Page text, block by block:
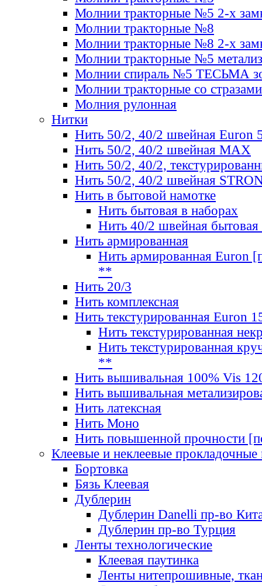
Молнии тракторные №5 2-х
Молнии тракторные №8
Молнии тракторные №8 2-х
Молнии тракторные №5
Молнии спираль №5 ТЕСЬМА
Молнии тракторные со стразами
Молния рулонная
Нитки
Нить 50/2, 40/2 швейная Euron
Нить 50/2, 40/2 швейная МАХ
Нить 50/2, 40/2,
Нить 50/2, 40/2 швейная
Нить в бытовой намотке
Нить бытовая в наборах
Нить 40/2 швейная бытовая
Нить армированная
Нить армированная Euron
**
Нить 20/3
Нить комплексная
Нить текстурированная Euron
Нить текстурированная
Нить текстурированная
**
Нить вышивальная 100% Vis
Нить вышивальная
Нить латексная
Нить Моно
Нить повышенной прочности
Клеевые и неклеевые прокладочные
Бортовка
Бязь Клеевая
Дублерин
Дублерин Danelli пр-во
Дублерин пр-во Турция
Ленты технологические
Клеевая паутинка
Ленты нитепрошивные,